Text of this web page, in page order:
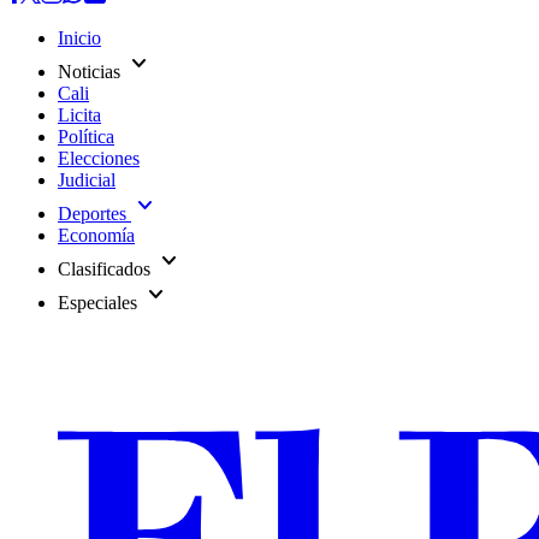
Inicio
Noticias expand_more
Cali
Licita
Política
Elecciones
Judicial
Deportes expand_more
Economía
Clasificados expand_more
Especiales expand_more